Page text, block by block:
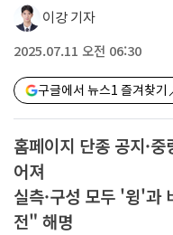
이강 기자
2025.07.11 오전 06:30
구글에서 뉴스1 즐겨찾기
홈페이지 단종 공지·
어져
실측·구성 모두 '윙'
전" 해명